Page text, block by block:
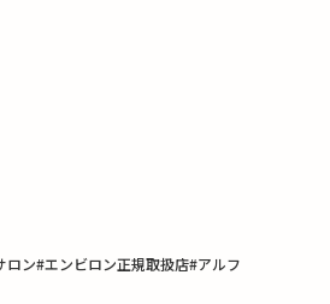
ン#エンビロン正規取扱店#アルフ